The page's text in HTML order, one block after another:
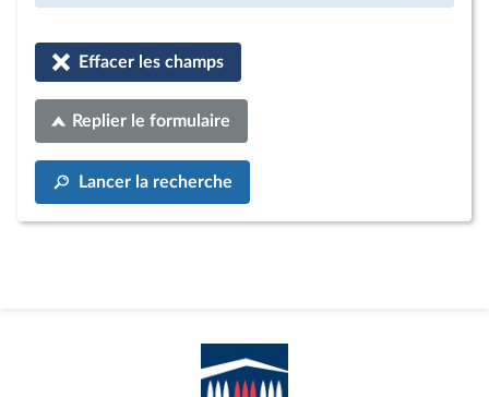
Effacer les champs
Replier le formulaire
Lancer la recherche